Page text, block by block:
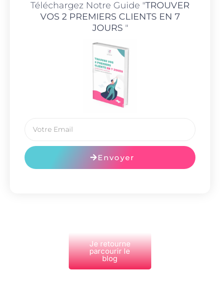
Téléchargez Notre Guide "TROUVER
VOS 2 PREMIERS CLIENTS EN 7
JOURS"
Envoyer
Je retourne
parcourir le
blog